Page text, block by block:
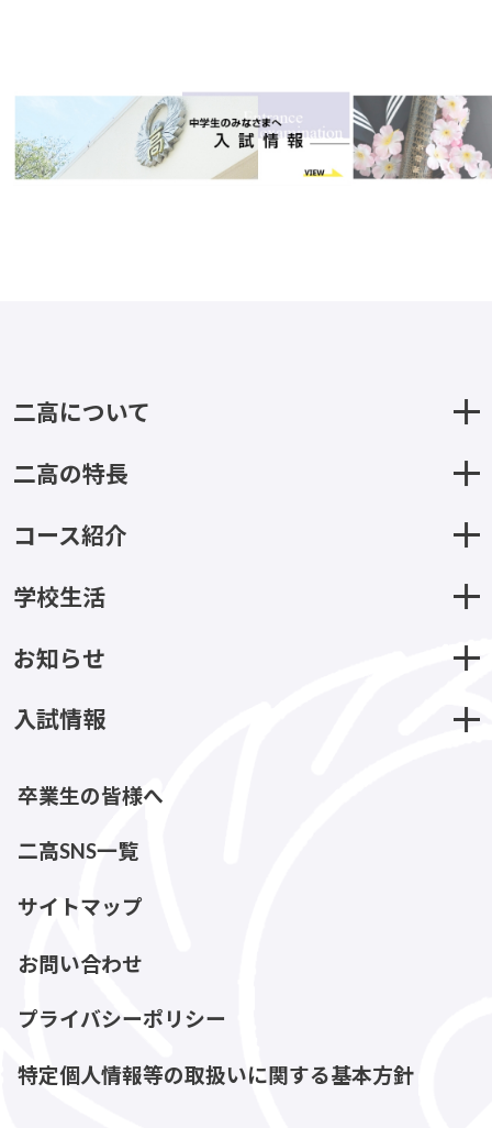
二高について
二高の特長
コース紹介
学校生活
お知らせ
入試情報
卒業生の皆様へ
二高SNS一覧
サイトマップ
お問い合わせ
プライバシーポリシー
特定個人情報等の取扱いに関する基本方針